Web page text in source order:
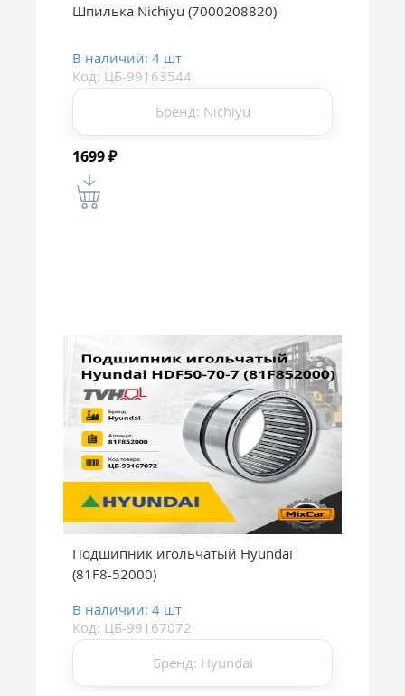
Шпилька Nichiyu (7000208820)
В наличии: 4 шт
Код: ЦБ-99163544
Бренд: Nichiyu
1699₽
Подшипник игольчатый Hyundai
(81F8-52000)
В наличии: 4 шт
Код: ЦБ-99167072
Бренд: Hyundai